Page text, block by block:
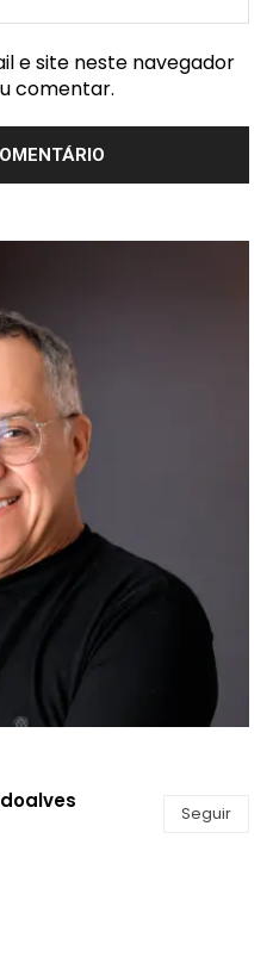
e site neste navegador
comentar.
Seguir